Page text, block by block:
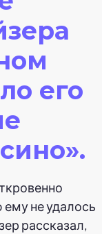
его
не удалось
рассказал,